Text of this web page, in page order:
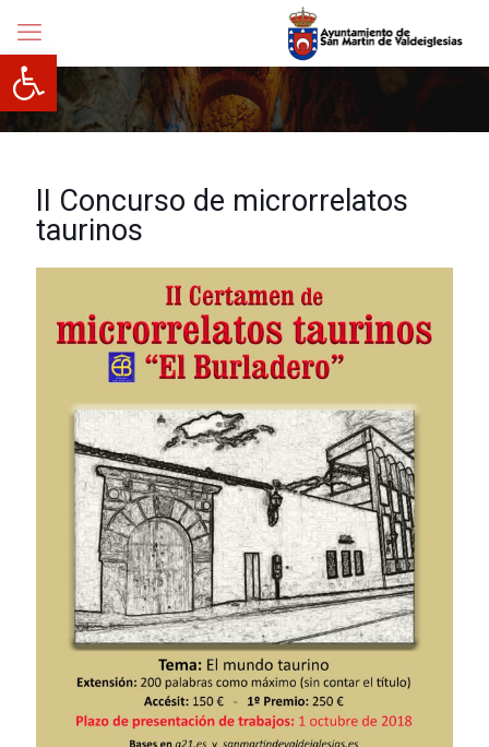
Abrir barra de herramientas
II Concurso de microrrelatos
taurinos